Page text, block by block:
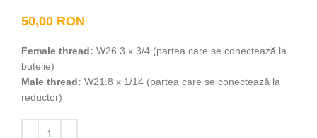
50,00 RON
Female thread: W26.3 x 3/4 (partea care se conectează la
butelie)
Male thread: W21.8 x 1/14 (partea care se conectează la
reductor)